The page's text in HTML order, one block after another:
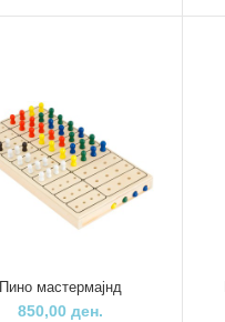
Tоп Брајт
Интерактивен сет-
Куче кај доктор
Пино мастермајнд
850,00 ден.